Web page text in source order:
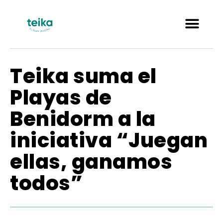
Teika suma el
Playas de
Benidorm a la
iniciativa “Juegan
ellas, ganamos
todos”